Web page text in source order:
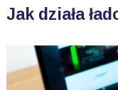
Jak działa